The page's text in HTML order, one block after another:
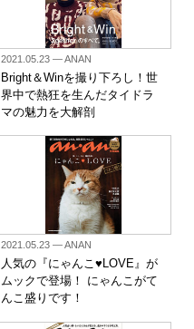
2021.05.23— ANAN
Bright＆Winを撮り下ろし！世
界中で熱狂を生んだタイドラ
マの魅力を大解剖
2021.05.23— ANAN
人気の『にゃんこ♥LOVE』が
ムックで登場！ にゃんこがて
んこ盛りです！